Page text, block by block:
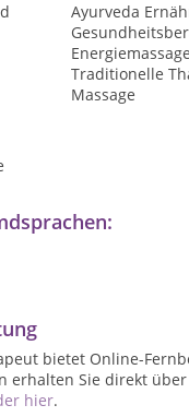
Ayurveda
Energiemassage
Traditionelle
Massage
bietet Online-
erhalten Sie direkt
hier.